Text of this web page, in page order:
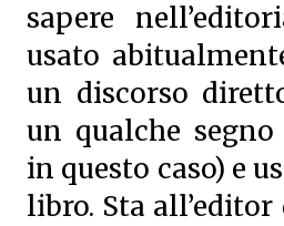
sapere
usato
un discorso
un qualche
in questo caso) e
libro. Sta